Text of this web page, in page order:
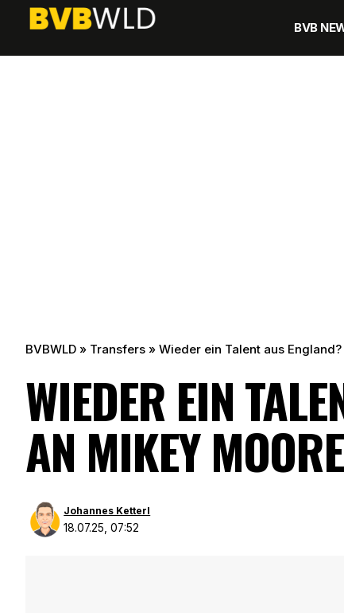
BVB
BVBWLD » Transfers » Wieder ein Talent aus
WIEDER EIN
AN MIKEY
18.07.25, 07:52
Johannes Ketterl